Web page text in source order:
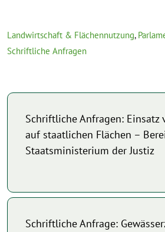
Landwirtschaft & Flächennutzung,
Schriftliche Anfragen
Schriftliche Anfragen: Einsatz
auf staatlichen Flächen –
Staatsministerium der Justiz
Schriftliche Anfrage: